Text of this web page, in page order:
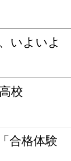
いよいよ
校
合格体験